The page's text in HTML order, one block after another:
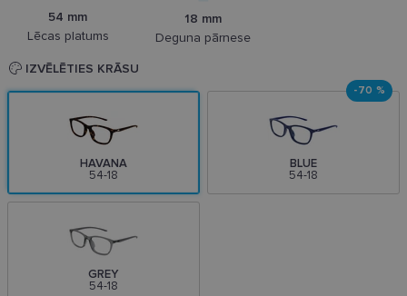
54 mm
Lēcas platums
18 mm
Deguna pārnese
IZVĒLĒTIES KRĀSU
HAVANA
54-18
BLUE
54-18
-70 %
GREY
54-18